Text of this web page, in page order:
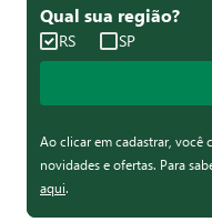
Qual sua região?
RS SP
Ao clicar em cadastrar, você
novidades e ofertas. Para
aqui.